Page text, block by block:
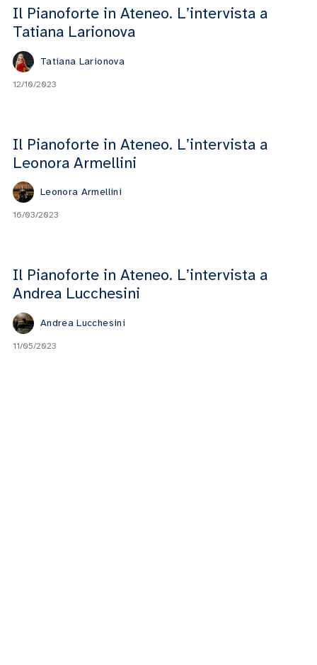
Il Pianoforte in Ateneo. L’intervista a
Tatiana Larionova
Tatiana Larionova
12/10/2023
Il Pianoforte in Ateneo. L’intervista a
Leonora Armellini
Leonora Armellini
16/03/2023
Il Pianoforte in Ateneo. L’intervista a
Andrea Lucchesini
Andrea Lucchesini
11/05/2023